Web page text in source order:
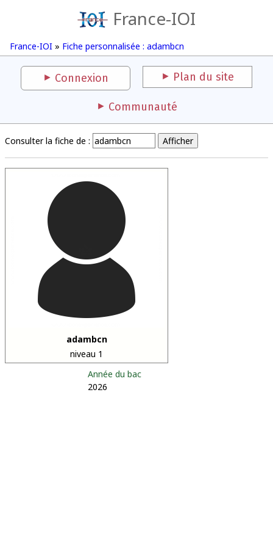
France-IOI
France-IOI » Fiche personnalisée : adambcn
Connexion Plan du site
Communauté
Consulter la fiche de :
adambcn
niveau 1
Année du bac
2026